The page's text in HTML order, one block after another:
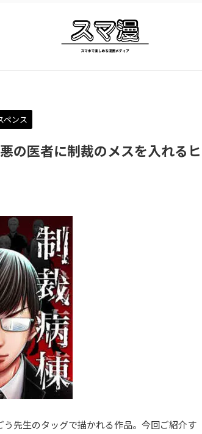
ペンス
の医者に制裁のメスを入れるヒ
う先生のタッグで描かれる作品。今回ご紹介す